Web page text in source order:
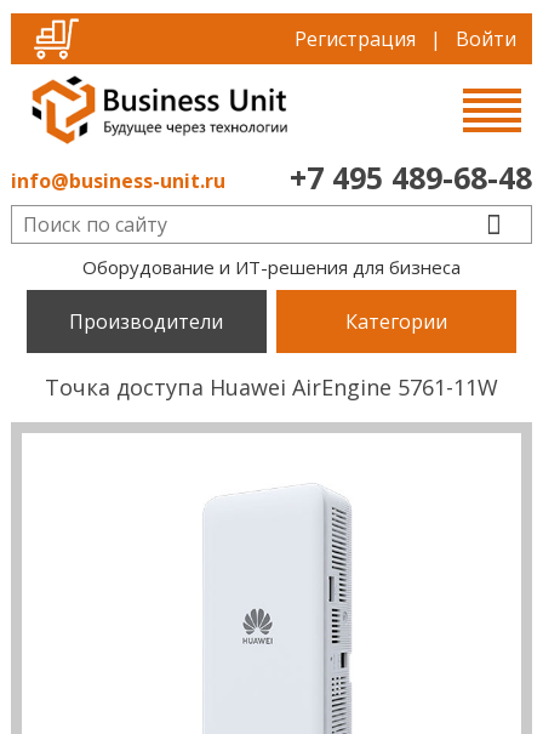
Регистрация | Войти
info@business-unit.ru +7 495 489-68-48
Оборудование и ИТ-решения для бизнеса
Производители Категории
Точка доступа Huawei AirEngine 5761-11W